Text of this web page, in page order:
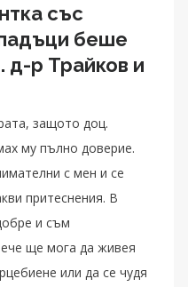
със
беше
д-р Трайков и
защото доц.
му пълно доверие.
с мен и се
притеснения. В
и съм
ще мога да живея
или да се чудя